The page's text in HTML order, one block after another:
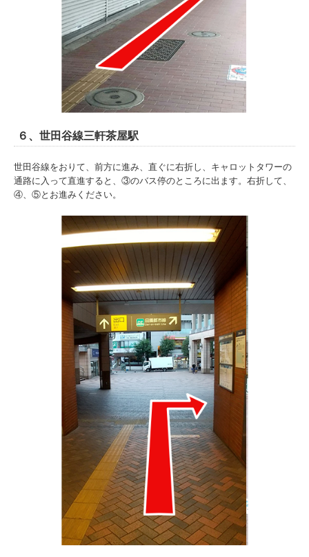
６、世田谷線三軒茶屋駅
世田谷線をおりて、前方に進み、直ぐに右折し、キャロットタワーの
通路に入って直進すると、③のバス停のところに出ます。右折して、
④、⑤とお進みください。